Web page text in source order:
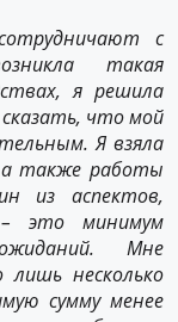
с
такая
я решила
что мой
Я взяла
а также работы
из аспектов,
это минимум
Мне
лишь несколько
сумму менее